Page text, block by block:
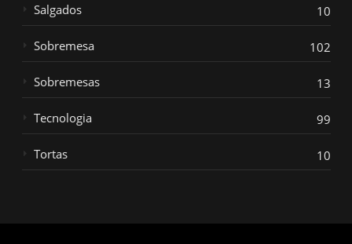
Salgados 10
Sobremesa 102
Sobremesas 13
Tecnologia 99
Tortas 10